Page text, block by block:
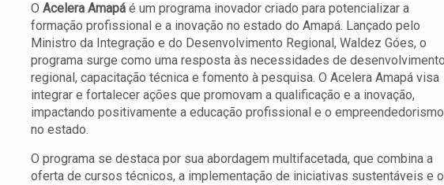
O Acelera Amapá é um programa inovador criado para potencializar a
formação profissional e a inovação no estado do Amapá. Lançado pelo
Ministro da Integração e do Desenvolvimento Regional, Waldez Góes, o
programa surge como uma resposta às necessidades de
regional, capacitação técnica e fomento à pesquisa. O Acelera Amapá visa
integrar e fortalecer ações que promovam a qualificação e a inovação,
impactando positivamente a educação profissional e o empreendedorismo
no estado.
O programa se destaca por sua abordagem multifacetada, que combina a
oferta de cursos técnicos, a implementação de iniciativas sustentáveis e o